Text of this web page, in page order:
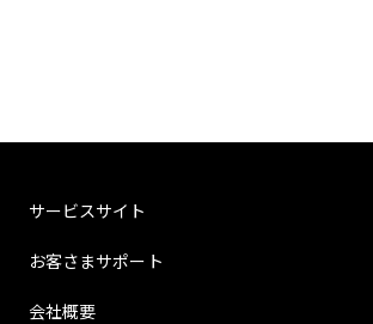
サービスサイト
お客さまサポート
会社概要